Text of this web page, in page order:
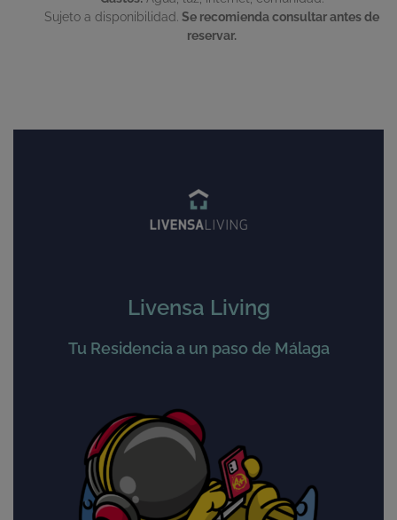
Sujeto a disponibilidad. Se recomienda consultar antes de
reservar.
Livensa Living
Tu Residencia a un paso de Málaga